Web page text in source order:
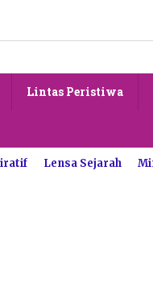
Lintas Peristiwa
Lensa Sejarah